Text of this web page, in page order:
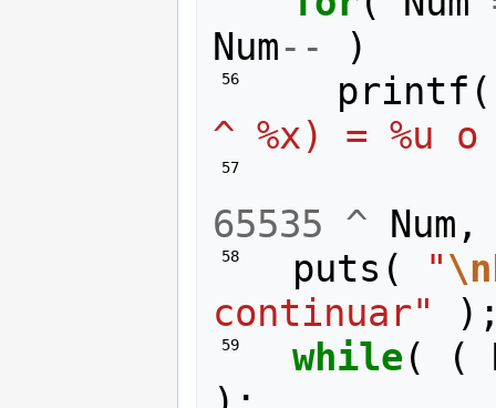
Num-- )
56 printf (
^ %x) = %u o
57
65535 ^ Num ,
58 puts ( "\n
continuar"
59 while ( (